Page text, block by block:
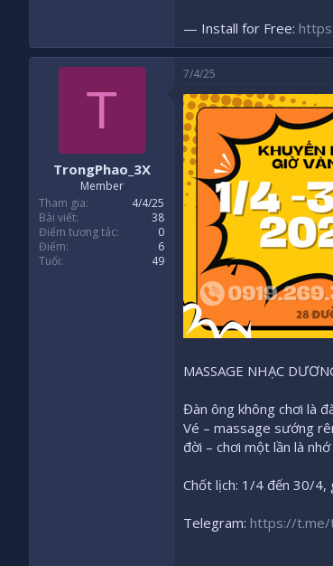
— Install for Free:
T
TrongPhao_3X
Member
Tham gia
4/4/25
Bài viết
38
Điểm tương tác
0
Điểm
6
Tuổi
49
7/4/25
MASSAGE NHẠC
Đàn ông không chơi là
Vé – massage sướng
đời – chơi một lần là nhớ
Chốt lịch: 1/4 đến 30/4,
Telegram: https://t.me/